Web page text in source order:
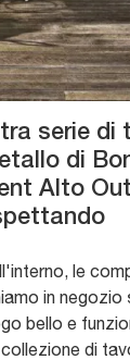
serie di
di
Alto
le
in negozio
bello e
di